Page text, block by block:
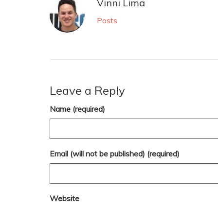
Vinni Lima
Posts
Leave a Reply
Name (required)
Email (will not be published) (required)
Website